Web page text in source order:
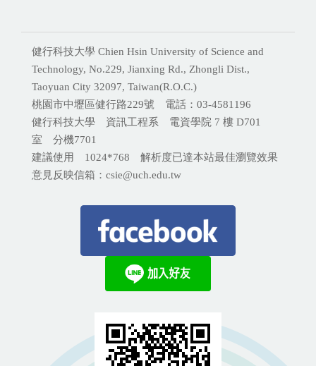
健行科技大學 Chien Hsin University of Science and
Technology, No.229, Jianxing Rd., Zhongli Dist.,
Taoyuan City 32097, Taiwan(R.O.C.)
桃園市中壢區健行路229號 電話：03-4581196
健行科技大學 資訊工程系 電資學院 7 樓 D701
室 分機7701
建議使用 1024*768 解析度已達本站最佳瀏覽效果
意見反映信箱：csie@uch.edu.tw